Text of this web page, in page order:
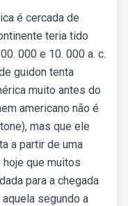
é cercada de
teria tido
000 e 10. 000 a. c.
guidon tenta
muito antes do
americano não é
mas que ele
a partir de uma
hoje que muitos
para a chegada
segundo a